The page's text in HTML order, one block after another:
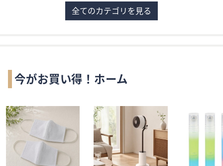
全てのカテゴリを見る
今がお買い得！ホーム